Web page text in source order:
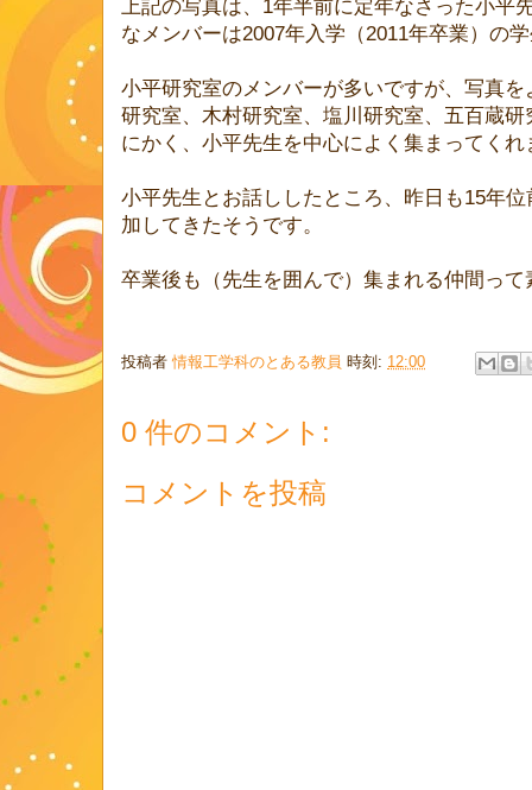
上記の写真は、1年半前に定年なさった小平
なメンバーは2007年入学（2011年卒業）の
小平研究室のメンバーが多いですが、写真
研究室、木村研究室、塩川研究室、五百蔵
にかく、小平先生を中心によく集まってくれ
小平先生とお話ししたところ、昨日も15年
加してきたそうです。
卒業後も（先生を囲んで）集まれる仲間って
投稿者情報工学科のとある教員 時刻: 12:00
0 件のコメント:
コメントを投稿